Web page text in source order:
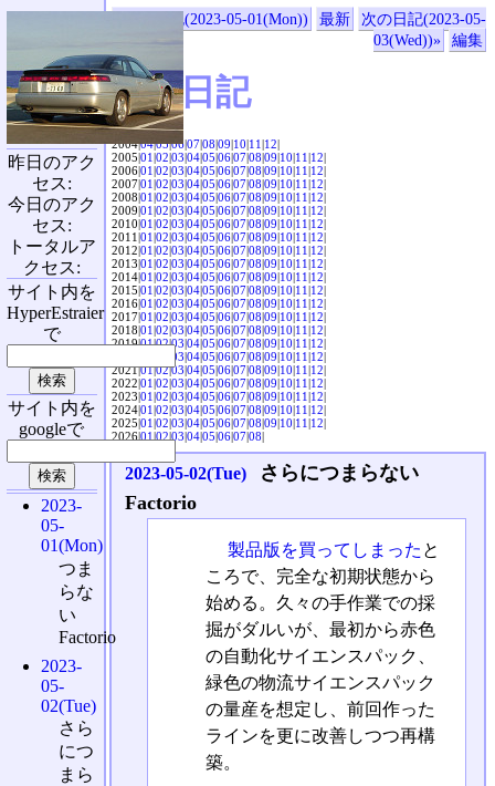
«前の日記(2023-05-01(Mon)) 最新
次の日記(2023-05-
03(Wed))»
編集
SVX日記
2004|04|05|06|07|08|09|10|11|12|
2005|01|02|03|04|05|06|07|08|09|10|11|12|
2006|01|02|03|04|05|06|07|08|09|10|11|12|
2007|01|02|03|04|05|06|07|08|09|10|11|12|
2008|01|02|03|04|05|06|07|08|09|10|11|12|
2009|01|02|03|04|05|06|07|08|09|10|11|12|
2010|01|02|03|04|05|06|07|08|09|10|11|12|
2011|01|02|03|04|05|06|07|08|09|10|11|12|
2012|01|02|03|04|05|06|07|08|09|10|11|12|
2013|01|02|03|04|05|06|07|08|09|10|11|12|
2014|01|02|03|04|05|06|07|08|09|10|11|12|
2015|01|02|03|04|05|06|07|08|09|10|11|12|
2016|01|02|03|04|05|06|07|08|09|10|11|12|
2017|01|02|03|04|05|06|07|08|09|10|11|12|
2018|01|02|03|04|05|06|07|08|09|10|11|12|
2019|01|02|03|04|05|06|07|08|09|10|11|12|
03|04|05|06|07|08|09|10|11|12|
2021|01|02|03|04|05|06|07|08|09|10|11|12|
2022|01|02|03|04|05|06|07|08|09|10|11|12|
2023|01|02|03|04|05|06|07|08|09|10|11|12|
2024|01|02|03|04|05|06|07|08|09|10|11|12|
2025|01|02|03|04|05|06|07|08|09|10|11|12|
2026|01|02|03|04|05|06|07|08|
2023-05-02(Tue)
さらにつまらない
Factorio
製品版を買ってしまった と
ころで、完全な初期状態から
始める。久々の手作業での採
掘がダルいが、最初から赤色
の自動化サイエンスパック、
緑色の物流サイエンスパック
の量産を想定し、前回作った
ラインを更に改善しつつ再構
築。
昨日のアク
セス:
今日のアク
セス:
トータルア
クセス:
サイト内を
HyperEstraier
で
サイト内を
googleで
2023-
05-
01(Mon)
つま
らな
い
Factorio
2023-
05-
02(Tue)
さら
につ
まら